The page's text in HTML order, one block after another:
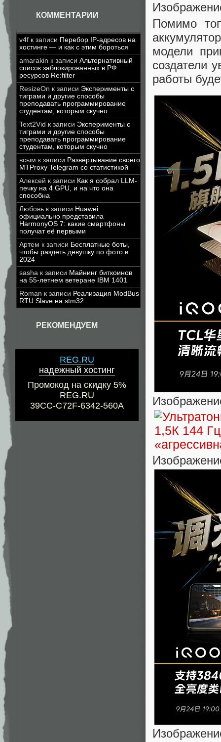
КОММЕНТАРИИ
v4f к записи Перебор IP-адресов на
хостинге — и как с этим бороться
amarakin к записи Альтернативный
список заблокированных в РФ
ресурсов Re:filter
ResizeOn к записи Эксперименты с
тиграми и другие способы
преподавать программирование
студентам, которым скучно
Text2Vid к записи Эксперименты с
тиграми и другие способы
преподавать программирование
студентам, которым скучно
всым к записи Развёртывание своего
MTProxy Telegram со статистикой
Алексей к записи Как я собрал LLM-
печку на 4 GPU, и на что она
способна
Любовь к записи Huawei
официально представила
HarmonyOS 7: какие смартфоны
получат её первыми
Артем к записи Бесплатные боты,
чтобы раздеть девушку по фото в
2024
sasha к записи Майнинг биткоинов
на 55-летнем ветеране IBM 1401
Roman к записи Реализация ModBus
RTU Slave на stm32
РЕКОМЕНДУЕМ
REG.RU
надежный хостинг
Промокод на скидку 5%
REG.RU
39CC-C72F-6342-560A
Помимо
модели
создатели
работы